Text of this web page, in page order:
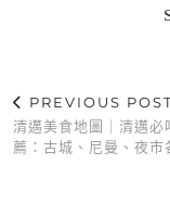
PREVIOUS
清邁美食地圖｜清邁必
薦：古城、尼曼、夜市